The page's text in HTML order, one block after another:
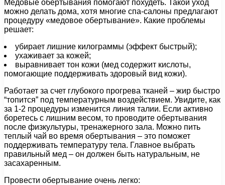
Медовые обертывания помогают похудеть. Такой уход
можно делать дома, хотя многие спа-салоны предлагают
процедуру «медовое обертывание». Какие проблемы
решает:
убирает лишние килограммы (эффект быстрый);
ухаживает за кожей;
выравнивает тон кожи (мед содержит кислоты,
помогающие поддерживать здоровый вид кожи).
Работает за счет глубокого прогрева тканей – жир быстро
“топится” под температурным воздействием. Увидите, как
за 1-2 процедуры изменится линия талии. Если активно
боретесь с лишним весом, то проводите обертывания
после физкультуры, тренажерного зала. Можно пить
теплый чай во время обертывания – это поможет
поддерживать температуру тела. Главное выбрать
правильный мед – он должен быть натуральным, не
засахаренным.
Провести обертывание очень легко: